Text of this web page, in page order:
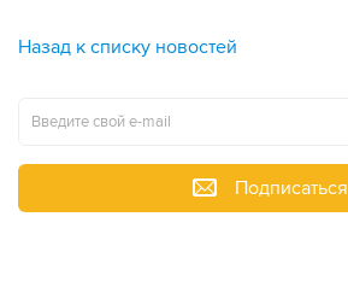
Назад к списку новостей
Подписаться